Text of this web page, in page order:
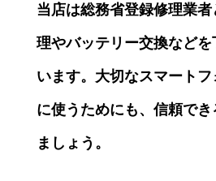
当店は総務省登録修理業
理やバッテリー交換など
います。大切なスマート
に使うためにも、信頼で
ましょう。